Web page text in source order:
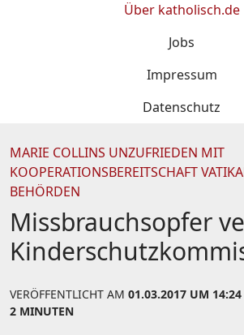
Über katholisch.de
Jobs
Impressum
Datenschutz
MARIE COLLINS UNZUFRIEDEN MIT
KOOPERATIONSBEREITSCHAFT
BEHÖRDEN
Missbrauchsopfer
VERÖFFENTLICHT AM 01.03.2017 UM
2 MINUTEN